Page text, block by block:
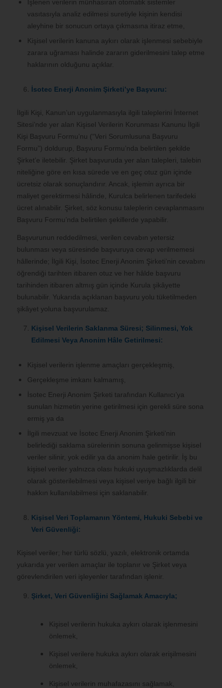
İşlenen verilerin münhasıran otomatik sistemler
vasıtasıyla analiz edilmesi suretiyle kişinin kendisi
aleyhine bir sonucun ortaya çıkmasına itiraz etme,
Kişisel verilerin kanuna aykırı olarak işlenmesi sebebiyle
zarara uğraması halinde zararın giderilmesini talep etme
haklarının olduğunu açıklar.
İsotec Enerji Anonim Şirketi’ye Başvuru:
İlgili Kişi, Kanun’un uygulanmasıyla ilgili taleplerini İnternet
Sitesi’nde yer alan Kişisel Verilerin Korunması Kanunu İlgili
Kişi Başvuru Formu’nu (“Veri Sorumlusuna Başvuru
Formu”) doldurup, Başvuru Formu’nda belirtilen şekilde
Şirket’e iletebilir. Şirket başvuruda yer alan talepleri, talebin
niteliğine göre en kısa sürede ve en geç otuz gün içinde
ücretsiz olarak sonuçlandırır. Ancak, işlemin ayrıca bir
maliyet gerektirmesi hâlinde, Kurulca belirlenen tarifedeki
ücret alınabilir. Şirket, söz konusu taleplerin cevaplanmasını
Başvuru Formu’nda belirtilen şekillerde yapabilir.
Başvurunun reddedilmesi, verilen cevabın yetersiz
bulunması veya süresinde başvuruya cevap verilmemesi
hâllerinde; İlgili Kişi, İsotec Enerji Anonim Şirketi’nin cevabını
öğrendiği tarihten itibaren otuz ve her hâlde başvuru
tarihinden itibaren altmış gün içinde Kurula şikâyette
bulunabilir. Yukarıda açıklanan başvuru yolu tüketilmeden
şikâyet yoluna başvurulamaz.
Kişisel Verilerin Saklanma Süresi; Silinmesi, Yok
Edilmesi Veya Anonim Hâle Getirilmesi:
Kişisel verilerin işlenme amaçları gerçekleşmiş,
Gerçekleşme imkanı kalmamış,
İsotec Enerji Anonim Şirketi tarafından Kullanıcı’ya
sunulan hizmetin yerine getirilmesi için gerekli süre sona
ermiş ya da
İlgili mevzuat ve İsotec Enerji Anonim Şirketi’nin
belirlediği saklama sürelerinin sonuna gelinmişse kişisel
veriler silinir, yok edilir ya da anonim hale getirilir. İş bu
kişisel veriler yalnızca olası hukuki uyuşmazlıklarda delil
olarak gösterilebilmesi veya kişisel veriye bağlı ilgili bir
hakkın kullanılabilmesi için saklanabilir.
Kişisel Veri Toplamanın Yöntemi, Hukuki Sebebi ve
Veri Güvenliği:
Kişisel veriler; her türlü sözlü, yazılı, elektronik ortamda
yukarıda yer verilen amaçlar ile toplanır ve Şirket veya
görevlendirilen veri işleyenler tarafından işlenir.
Şirket, Veri Güvenliğini Sağlamak Amacıyla;
Kişisel verilerin hukuka aykırı olarak işlenmesini
önlemek,
Kişisel verilere hukuka aykırı olarak erişilmesini
önlemek,
Kişisel verilerin muhafazasını sağlamak,